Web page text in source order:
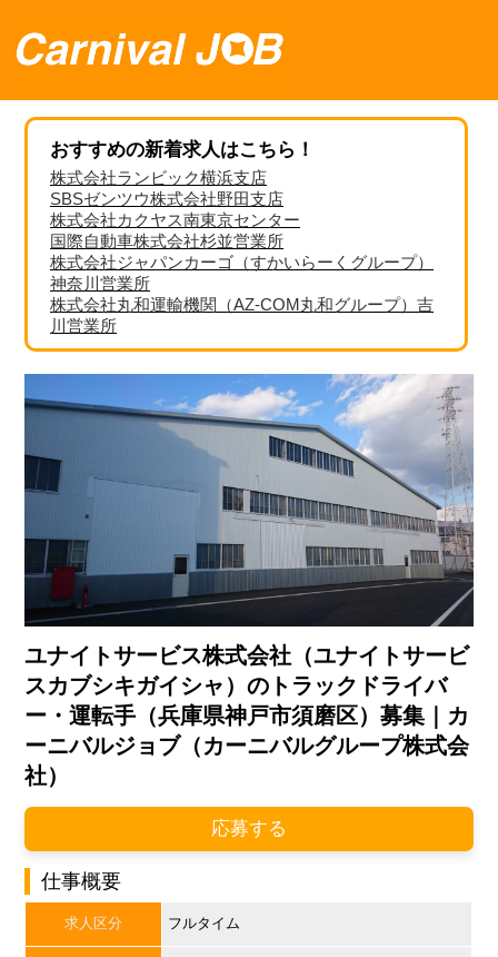
おすすめの新着求人はこちら！
株式会社ランビック横浜支店
SBSゼンツウ株式会社野田支店
株式会社カクヤス南東京センター
国際自動車株式会社杉並営業所
株式会社ジャパンカーゴ（すかいらーくグループ）
神奈川営業所
株式会社丸和運輸機関（AZ-COM丸和グループ）吉
川営業所
ユナイトサービス株式会社（ユナイトサービ
スカブシキガイシャ）のトラックドライバ
ー・運転手（兵庫県神戸市須磨区）募集｜カ
ーニバルジョブ（カーニバルグループ株式会
社）
応募する
仕事概要
求人区分 フルタイム